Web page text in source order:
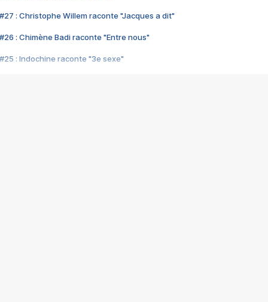
#27 : Christophe Willem raconte "Jacques a dit"
#26 : Chimène Badi raconte "Entre nous"
#25 : Indochine raconte "3e sexe"